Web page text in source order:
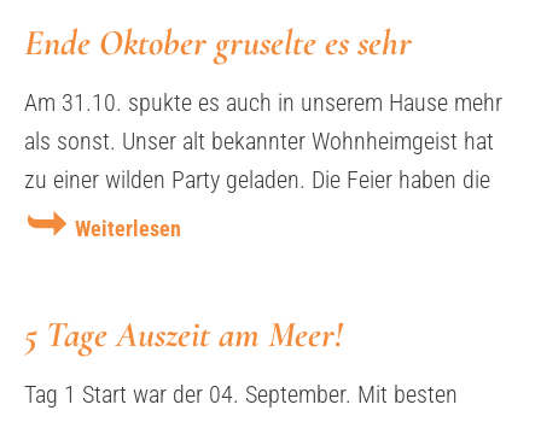
Ende Oktober gruselte es sehr
Am 31.10. spukte es auch in unserem Hause mehr
als sonst. Unser alt bekannter Wohnheimgeist hat
zu einer wilden Party geladen. Die Feier haben die
Weiterlesen
5 Tage Auszeit am Meer!
Tag 1 Start war der 04. September. Mit besten